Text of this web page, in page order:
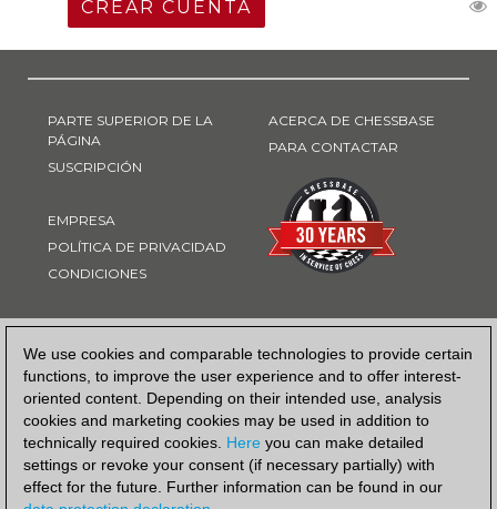
We use cookies and comparable technologies to provide certain
functions, to improve the user experience and to offer interest-
oriented content. Depending on their intended use, analysis
cookies and marketing cookies may be used in addition to
technically required cookies. Here you can make detailed
settings or revoke your consent (if necessary partially) with
effect for the future. Further information can be found in our
CREAR CUENTA
PARTE SUPERIOR DE LA
PÁGINA
SUSCRIPCIÓN
EMPRESA
POLÍTICA DE PRIVACIDAD
CONDICIONES
ACERCA DE CHESSBASE
PARA CONTACTAR
FORMA DE PAGO